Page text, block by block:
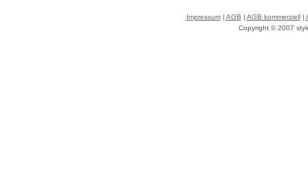
Impressum| AGB | AGB kommerziell|
Copyright © 2007